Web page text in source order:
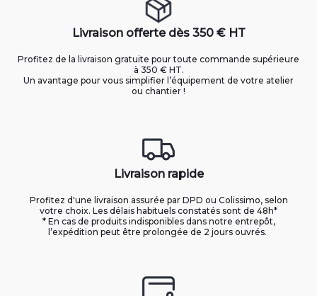
Livraison offerte dès 350 € HT
Profitez de la livraison gratuite pour toute commande supérieure
à 350 € HT.
Un avantage pour vous simplifier l’équipement de votre atelier
ou chantier !
Livraison rapide
Profitez d'une livraison assurée par DPD ou Colissimo, selon
votre choix. Les délais habituels constatés sont de 48h*
* En cas de produits indisponibles dans notre entrepôt,
l’expédition peut être prolongée de 2 jours ouvrés.